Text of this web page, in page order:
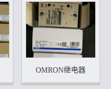
OMRON继电器